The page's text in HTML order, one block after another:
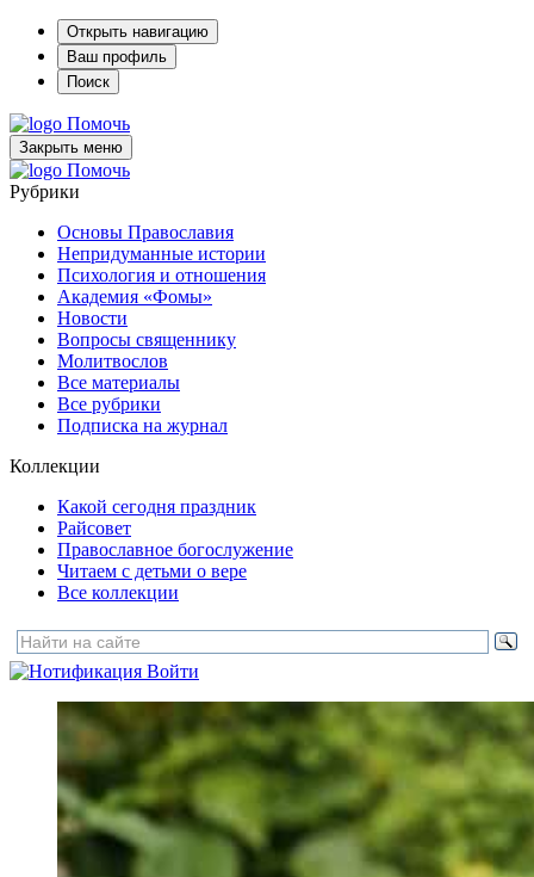
Открыть навигацию
Ваш профиль
Поиск
Помочь
Закрыть меню
Помочь
Рубрики
Основы Православия
Непридуманные истории
Психология и отношения
Академия «Фомы»
Новости
Вопросы священнику
Молитвослов
Все материалы
Все рубрики
Подписка на журнал
Коллекции
Какой сегодня праздник
Райсовет
Православное богослужение
Читаем с детьми о вере
Все коллекции
Войти